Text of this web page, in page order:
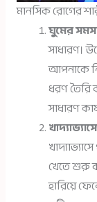
মানসিক রোগের
ঘুমের
সাধারণ।
আপনাকে
ধরণ তৈরি
সাধারণ
খেতে শুরু
হারিয়ে